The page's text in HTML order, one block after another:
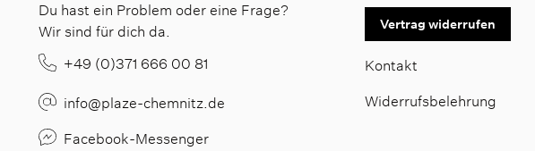
Du hast ein Problem oder eine Frage?
Wir sind für dich da.
+49 (0)371 666 00 81
info@plaze-chemnitz.de
Facebook-Messenger
Vertrag widerrufen
Kontakt
Widerrufsbelehrung